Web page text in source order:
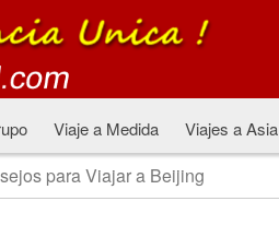
Viaje a Medida Viajes a Asia
para Viajar a Beijing